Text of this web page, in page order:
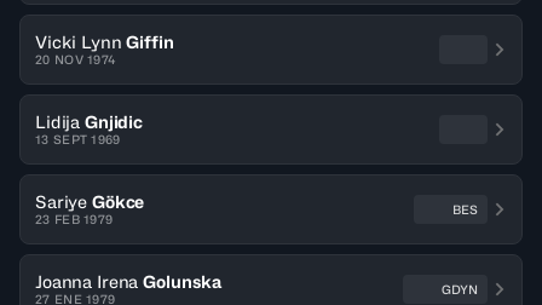
Vicki Lynn Giffin
20 NOV 1974
Lidija Gnjidic
13 SEPT 1969
Sariye Gökce
23 FEB 1979
BES
Joanna Irena Golunska
27 ENE 1979
GDYN